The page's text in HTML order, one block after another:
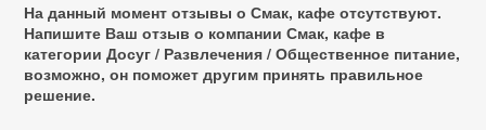
На данный момент отзывы о Смак, кафе отсутствуют.
Напишите Ваш отзыв о компании Смак, кафе в
категорииДосуг / Развлечения / Общественное питание,
возможно, он поможет другим принять правильное
решение.